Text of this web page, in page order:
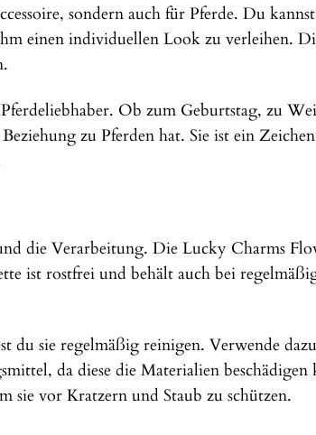
sondern auch für Pferde. Du
einen individuellen Look zu verleihen.
Ob zum Geburtstag, zu
zu Pferden hat. Sie ist ein
die Verarbeitung. Die Lucky Charms
ist rostfrei und behält auch bei
sie regelmäßig reinigen. Verwende
da diese die Materialien
sie vor Kratzern und Staub zu schützen.